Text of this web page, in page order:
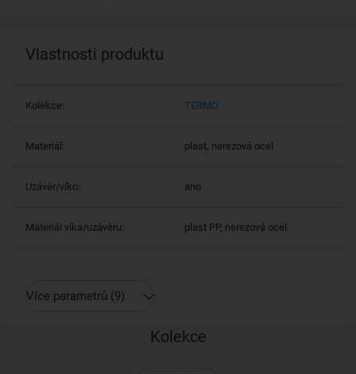
Vlastnosti produktu
Kolekce: TERMO
Materiál: plast, nerezová ocel
Uzávěr/víko: ano
Materiál víka/uzávěru: plast PP, nerezová ocel
Více parametrů (9)
Kolekce